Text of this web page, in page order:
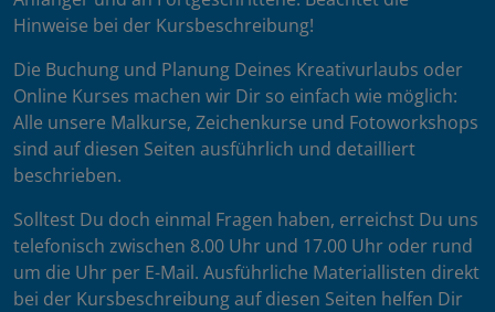
Hinweise bei der Kursbeschreibung!
Die Buchung und Planung Deines Kreativurlaubs oder
Online Kurses machen wir Dir so einfach wie möglich:
Alle unsere Malkurse, Zeichenkurse und Fotoworkshops
sind auf diesen Seiten ausführlich und detailliert
beschrieben.
Solltest Du doch einmal Fragen haben, erreichst Du uns
telefonisch zwischen 8.00 Uhr und 17.00 Uhr oder rund
um die Uhr per E-Mail. Ausführliche Materiallisten direkt
bei der Kursbeschreibung auf diesen Seiten helfen Dir